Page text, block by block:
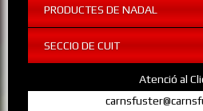
PRODUCTES DE NADAL
SECCIO DE CUIT
Atenció al